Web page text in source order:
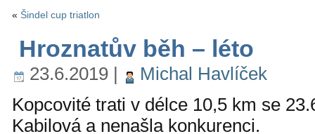
« Šindel cup triatlon
Hroznatův běh – léto
23.6.2019 |
Michal Havlíček
Kopcovité trati v délce 10,5 km se
Kabilová a nenašla konkurenci.